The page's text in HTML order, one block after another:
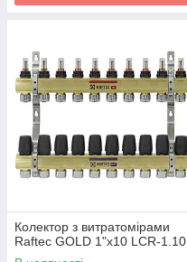
Колектор з витратомірами
Raftec GOLD 1"х10 LCR-1.10